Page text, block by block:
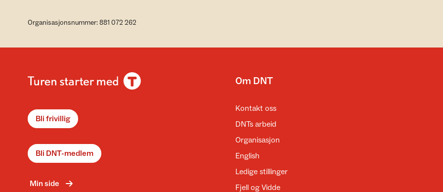
Organisasjonsnummer: 881 072 262
Bli frivillig
Bli DNT-medlem
Min side
Om DNT
Kontakt oss
DNTs arbeid
Organisasjon
English
Ledige stillinger
Fjell og Vidde